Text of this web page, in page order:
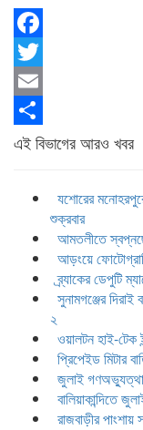
Facebook
Twitter
Email
Share
এই বিভাগের আরও খবর
যশোরের
শুক্রবার
আমতলীতে
আড়ংয়ে
ব্র্যাকের ডেপুটি
সুনামগঞ্জের
২
ওয়ালটন হাই-টেক
প্রিপেইড মিটার
জুলাই
বালিয়াকান্দিতে
রাজবাড়ীর